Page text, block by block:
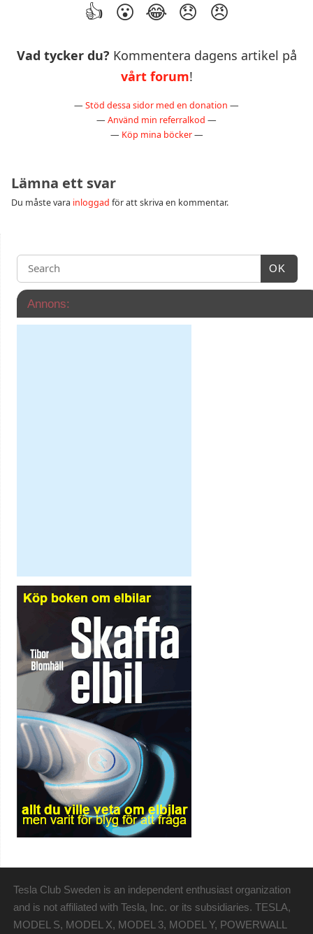
Vad tycker du? Kommentera dagens artikel på
vårt forum!
— Stöd dessa sidor med en donation —
— Använd min referralkod —
— Köp mina böcker—
Lämna ett svar
Du måste vara inloggad för att skriva en kommentar.
OK
Annons:
Tesla Club Sweden is an independent enthusiast organization
and is not affiliated with Tesla, Inc. or its subsidiaries. TESLA,
MODEL S, MODEL X, MODEL 3, MODEL Y, POWERWALL